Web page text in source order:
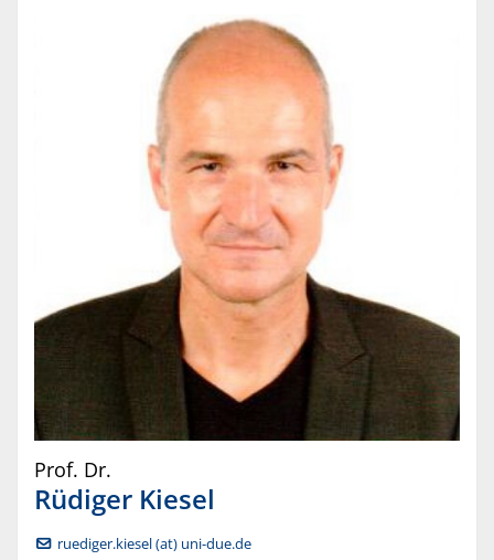
Prof. Dr.
Rüdiger Kiesel
ruediger.kiesel (at) uni-due.de